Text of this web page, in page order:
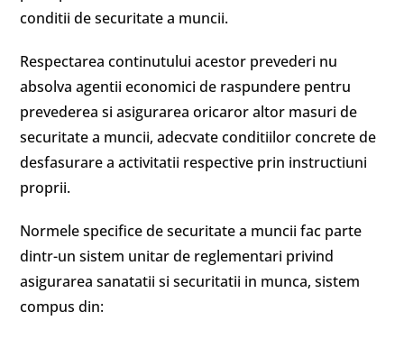
conditii de securitate a muncii.
Respectarea continutului acestor prevederi nu
absolva agentii economici de raspundere pentru
prevederea si asigurarea oricaror altor masuri de
securitate a muncii, adecvate conditiilor concrete de
desfasurare a activitatii respective prin instructiuni
proprii.
Normele specifice de securitate a muncii fac parte
dintr-un sistem unitar de reglementari privind
asigurarea sanatatii si securitatii in munca, sistem
compus din: